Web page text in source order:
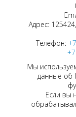
Адрес:
Телефон:
Мы
данные об
Если вы